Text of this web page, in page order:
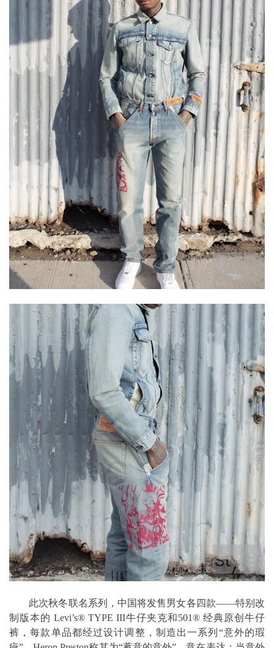
此次秋冬联名系列，中国将发售男女各四款——特别改
制版本的 Levi’s® TYPE III牛仔夹克和501® 经典原创牛仔
裤，每款单品都经过设计调整，制造出一系列“意外的瑕